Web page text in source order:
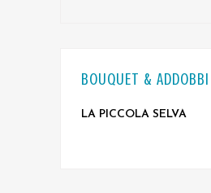
BOUQUET & ADDOBBI
LA PICCOLA SELVA